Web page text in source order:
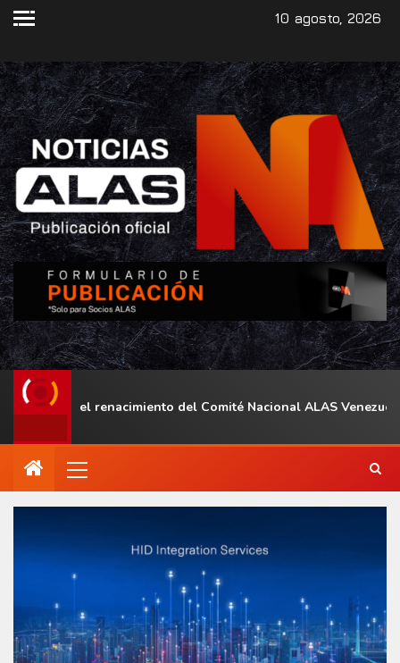
10 agosto, 2026
el renacimiento del Comité Nacional ALAS Venezuela